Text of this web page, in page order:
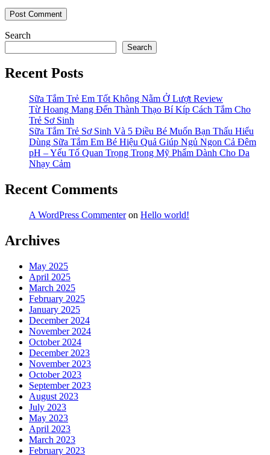
Search
Search
Recent Posts
Sữa Tắm Trẻ Em Tốt Không Nằm Ở Lượt Review
Từ Hoang Mang Đến Thành Thạo Bí Kíp Cách Tắm Cho
Trẻ Sơ Sinh
Sữa Tắm Trẻ Sơ Sinh Và 5 Điều Bé Muốn Bạn Thấu Hiểu
Dùng Sữa Tắm Em Bé Hiệu Quả Giúp Ngủ Ngon Cả Đêm
pH – Yếu Tố Quan Trọng Trong Mỹ Phẩm Dành Cho Da
Nhạy Cảm
Recent Comments
A WordPress Commenteron Hello world!
Archives
May 2025
April 2025
March 2025
February 2025
January 2025
December 2024
November 2024
October 2024
December 2023
November 2023
October 2023
September 2023
August 2023
July 2023
May 2023
April 2023
March 2023
February 2023